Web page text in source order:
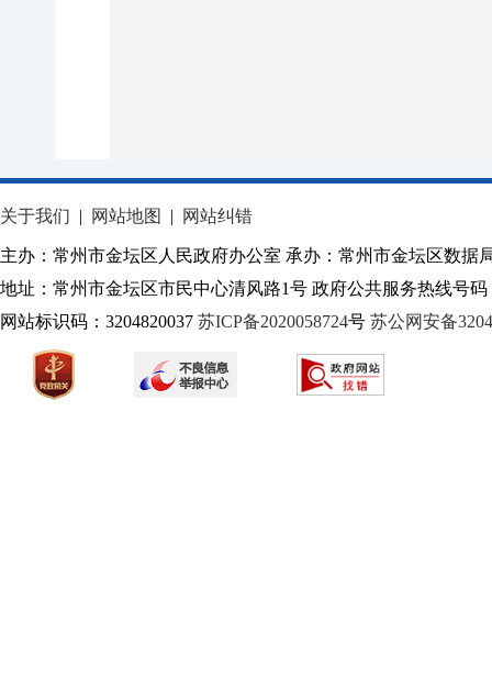
关于我们 | 网站地图 | 网站纠错
主办：常州市金坛区人民政府办公室 承办：常州市金坛区数据
地址：常州市金坛区市民中心清风路1号 政府公共服务热线号码
网站标识码：3204820037 苏ICP备2020058724号 苏公网安备